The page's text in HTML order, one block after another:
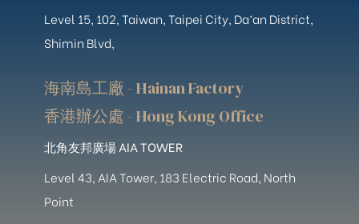
Level 15, 102, Taiwan, Taipei City, Da’an District,
Shimin Blvd,
海南島工廠 - Hainan Factory
香港辦公處 - Hong Kong Office
北角友邦廣場 AIA TOWER
Level 43, AIA Tower, 183 Electric Road, North
Point